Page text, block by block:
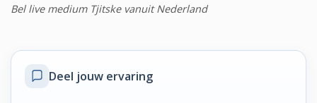
Bel live medium Tjitske vanuit Nederland
Deel jouw ervaring